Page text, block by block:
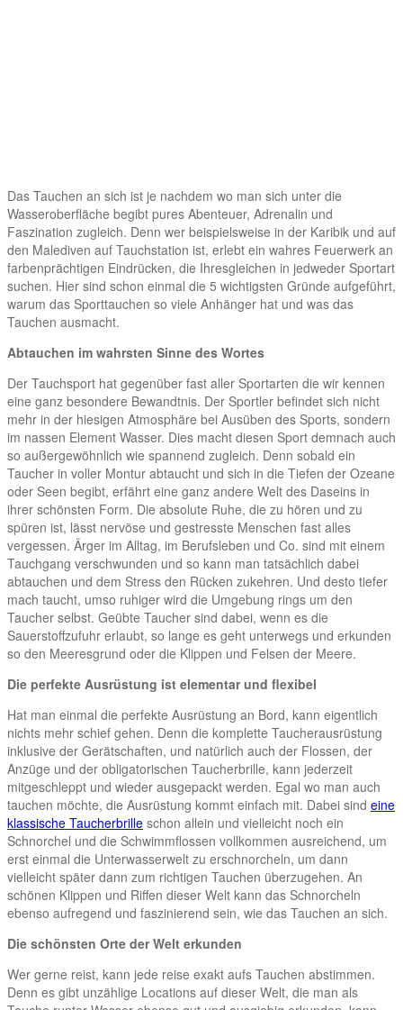
Das Tauchen an sich ist je nachdem wo man sich unter die
Wasseroberfläche begibt pures Abenteuer, Adrenalin und
Faszination zugleich. Denn wer beispielsweise in der Karibik und auf
den Malediven auf Tauchstation ist, erlebt ein wahres Feuerwerk an
farbenprächtigen Eindrücken, die Ihresgleichen in jedweder Sportart
suchen. Hier sind schon einmal die 5 wichtigsten Gründe aufgeführt,
warum das Sporttauchen so viele Anhänger hat und was das
Tauchen ausmacht.
Abtauchen im wahrsten Sinne des Wortes
Der Tauchsport hat gegenüber fast aller Sportarten die wir kennen
eine ganz besondere Bewandtnis. Der Sportler befindet sich nicht
mehr in der hiesigen Atmosphäre bei Ausüben des Sports, sondern
im nassen Element Wasser. Dies macht diesen Sport demnach auch
so außergewöhnlich wie spannend zugleich. Denn sobald ein
Taucher in voller Montur abtaucht und sich in die Tiefen der Ozeane
oder Seen begibt, erfährt eine ganz andere Welt des Daseins in
ihrer schönsten Form. Die absolute Ruhe, die zu hören und zu
spüren ist, lässt nervöse und gestresste Menschen fast alles
vergessen. Ärger im Alltag, im Berufsleben und Co. sind mit einem
Tauchgang verschwunden und so kann man tatsächlich dabei
abtauchen und dem Stress den Rücken zukehren. Und desto tiefer
mach taucht, umso ruhiger wird die Umgebung rings um den
Taucher selbst. Geübte Taucher sind dabei, wenn es die
Sauerstoffzufuhr erlaubt, so lange es geht unterwegs und erkunden
so den Meeresgrund oder die Klippen und Felsen der Meere.
Die perfekte Ausrüstung ist elementar und flexibel
Hat man einmal die perfekte Ausrüstung an Bord, kann eigentlich
nichts mehr schief gehen. Denn die komplette Taucherausrüstung
inklusive der Gerätschaften, und natürlich auch der Flossen, der
Anzüge und der obligatorischen Taucherbrille, kann jederzeit
mitgeschleppt und wieder ausgepackt werden. Egal wo man auch
tauchen möchte, die Ausrüstung kommt einfach mit. Dabei sind eine
klassische Taucherbrille schon allein und vielleicht noch ein
Schnorchel und die Schwimmflossen vollkommen ausreichend, um
erst einmal die Unterwasserwelt zu erschnorcheln, um dann
vielleicht später dann zum richtigen Tauchen überzugehen. An
schönen Klippen und Riffen dieser Welt kann das Schnorcheln
ebenso aufregend und faszinierend sein, wie das Tauchen an sich.
Die schönsten Orte der Welt erkunden
Wer gerne reist, kann jede reise exakt aufs Tauchen abstimmen.
Denn es gibt unzählige Locations auf dieser Welt, die man als